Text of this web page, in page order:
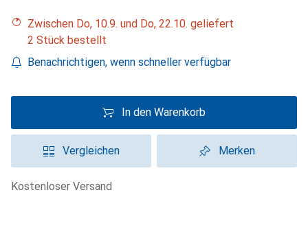
Zwischen Do, 10.9. und Do, 22.10. geliefert
2 Stück bestellt
Benachrichtigen, wenn schneller verfügbar
In den Warenkorb
Vergleichen Merken
kostenloser Versand